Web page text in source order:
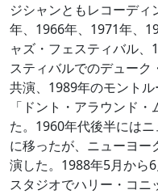
ジシャンともレコーデ
年、1966年、1971年、
ャズ・フェスティバル
スティバルでのデュー
共演、1989年のモント
「ドント・アラウンド
た。1960年代後半には
に移ったが、ニューヨー
演した。1988年5月から
スタジオでハリー・コ